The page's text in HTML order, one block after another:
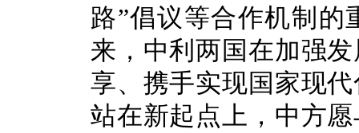
路”倡议等合作机制的
来，中利两国在加强
享、携手实现国家现
站在新起点上，中方